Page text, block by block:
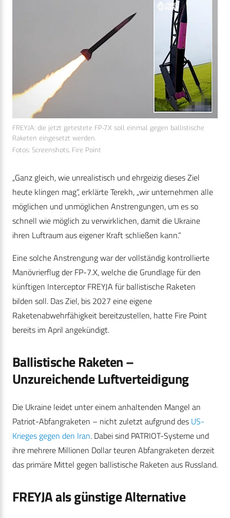
FREYJA: die jetzt getestete FP-7.X soll einmal gegen ballistische
Raketen eingesetzt werden.
Fotos: Screenshots, Fire Point
„Ganz gleich, wie unrealistisch und ehrgeizig dieses Ziel
heute klingen mag“, erklärte Terekh, „wir unternehmen alle
möglichen und unmöglichen Anstrengungen, um es so
schnell wie möglich zu verwirklichen, damit die Ukraine
ihren Luftraum aus eigener Kraft schließen kann.“
Eine solche Anstrengung war der vollständig kontrollierte
Manövrierflug der FP-7.X, welche die Grundlage für den
künftigen Interceptor FREYJA für ballistische Raketen
bilden soll. Das Ziel, bis 2027 eine eigene
Raketenabwehrfähigkeit bereitzustellen, hatte Fire Point
bereits im April angekündigt.
Ballistische Raketen –
Unzureichende Luftverteidigung
Die Ukraine leidet unter einem anhaltenden Mangel an
Patriot-Abfangraketen – nicht zuletzt aufgrund des US-
Krieges gegen den Iran. Dabei sind PATRIOT-Systeme und
ihre mehrere Millionen Dollar teuren Abfangraketen derzeit
das primäre Mittel gegen ballistische Raketen aus Russland.
FREYJA als günstige Alternative